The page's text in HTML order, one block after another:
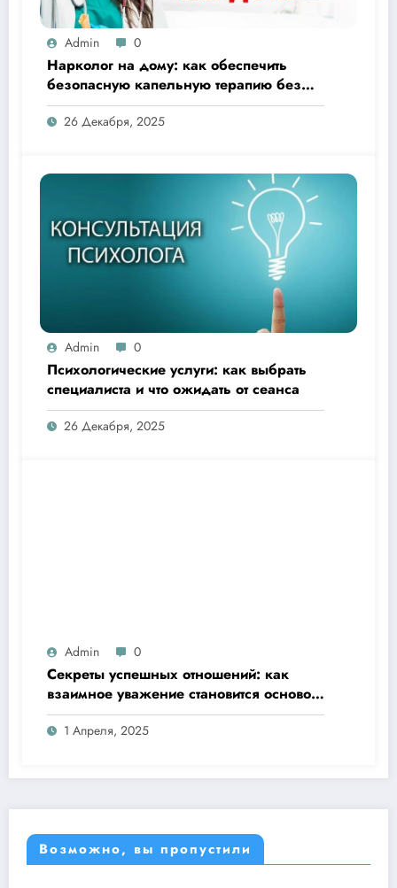
Admin 0
Нарколог на дому: как обеспечить
безопасную капельную терапию без
похода в клинику
26 Декабря, 2025
Admin 0
Психологические услуги: как выбрать
специалиста и что ожидать от сеанса
26 Декабря, 2025
Admin 0
Секреты успешных отношений: как
взаимное уважение становится основой
любви
1 Апреля, 2025
Возможно, вы пропустили